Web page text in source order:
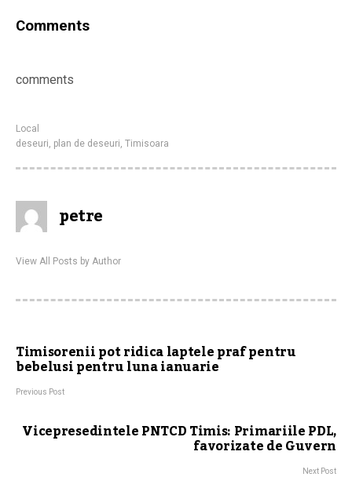
Comments
comments
Local
deseuri, plan de deseuri, Timisoara
petre
View All Posts by Author
Timisorenii pot ridica laptele praf pentru
bebelusi pentru luna ianuarie
Previous Post
Vicepresedintele PNTCD Timis: Primariile PDL,
favorizate de Guvern
Next Post